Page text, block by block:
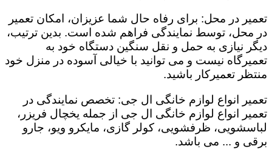
تعمیر در محل: برای رفاه حال شما عزیزان، امکان تعمیر
در محل، توسط نمایندگی فراهم شده است. بدین ترتیب،
دیگر نیازی به حمل و نقل سنگین دستگاه خود به
تعمیرگاه نیست و می توانید با خیالی آسوده در منزل خود
منتظر تعمیرکار باشید.
تعمیر انواع لوازم خانگی ال جی: تخصص نمایندگی در
تعمیر انواع لوازم خانگی ال جی از جمله یخچال فریزر،
لباسشویی، ظرفشویی، کولر گازی، مایکرو ویو، جارو
برقی و ... می باشد.